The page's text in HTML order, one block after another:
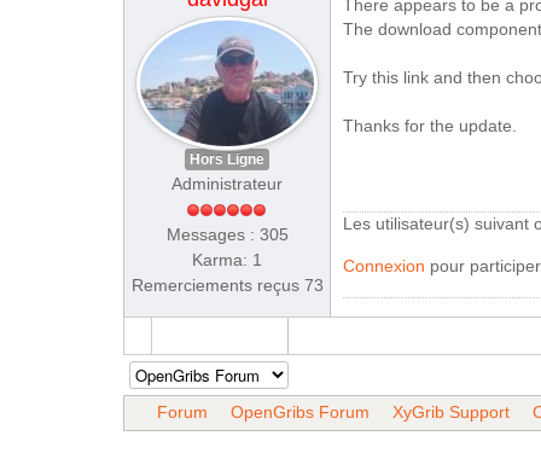
Hors Ligne
Administrateur
Messages : 305
Karma: 1
Remerciements reçus 73
There appears to be a
The download
Try this link and then
Thanks for the update.
Les utilisateur(s) suivant
Connexion pour
Forum OpenGribs Forum XyGrib Support